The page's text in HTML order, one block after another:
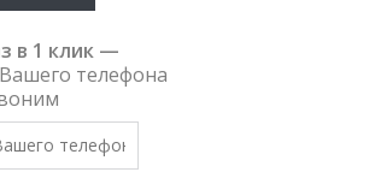
в 1 клик —
телефона